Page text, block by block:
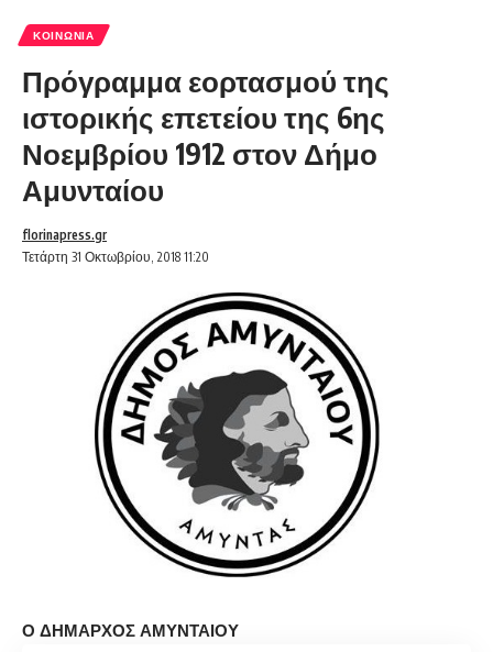
ΚΟΙΝΩΝΊΑ
Πρόγραμμα εορτασμού της
ιστορικής επετείου της 6ης
Νοεμβρίου 1912 στον Δήμο
Αμυνταίου
Τετάρτη 31 Οκτωβρίου, 2018 11:20
florinapress.gr
Ο ΔΗΜΑΡΧΟΣ ΑΜΥΝΤΑΙΟΥ